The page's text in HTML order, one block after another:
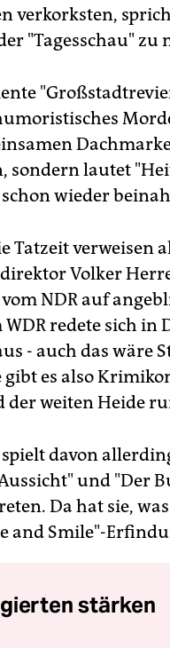
verkorksten,
"Tagesschau"
sondern lautet
wieder
Tatzeit verweisen
Volker
NDR auf
WDR redete sich
- auch das wäre
gibt es also
der weiten Heide
davon
und "Der
Da hat sie,
and Smile"-
stärken